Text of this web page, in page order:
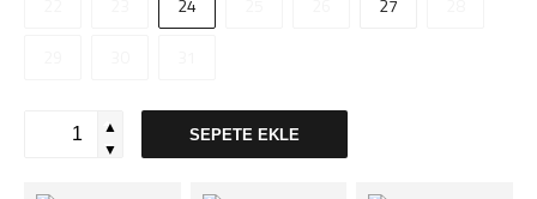
24 27
▲
▼
SEPETE EKLE